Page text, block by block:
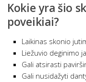
Kokie yra šio
poveikiai?
Laikinas skonio
Liežuvio deginimo
Gali atsirasti
Gali nusidažyti